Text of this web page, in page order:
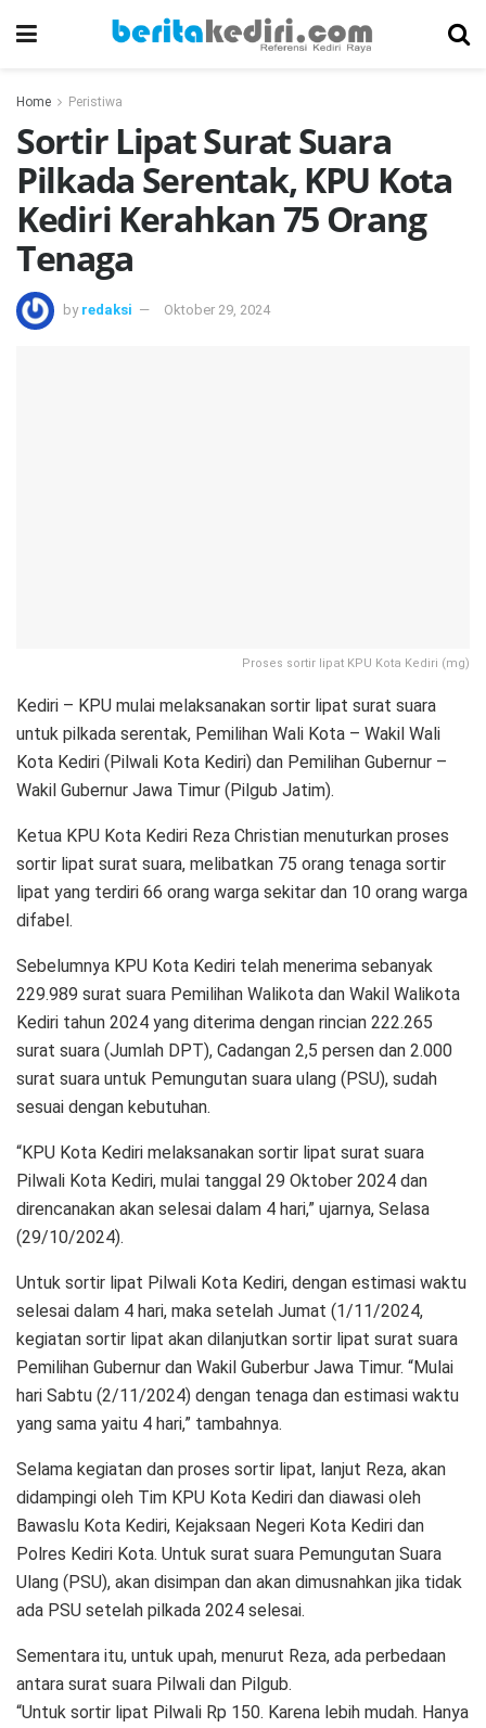
Home Peristiwa
Sortir Lipat Surat Suara
Pilkada Serentak, KPU Kota
Kediri Kerahkan 75 Orang
Tenaga
by redaksi Oktober 29, 2024
Proses sortir lipat KPU Kota Kediri (mg)
Kediri – KPU mulai melaksanakan sortir lipat surat suara
untuk pilkada serentak, Pemilihan Wali Kota – Wakil Wali
Kota Kediri (Pilwali Kota Kediri) dan Pemilihan Gubernur –
Wakil Gubernur Jawa Timur (Pilgub Jatim).
Ketua KPU Kota Kediri Reza Christian menuturkan proses
sortir lipat surat suara, melibatkan 75 orang tenaga sortir
lipat yang terdiri 66 orang warga sekitar dan 10 orang warga
difabel.
Sebelumnya KPU Kota Kediri telah menerima sebanyak
229.989 surat suara Pemilihan Walikota dan Wakil Walikota
Kediri tahun 2024 yang diterima dengan rincian 222.265
surat suara (Jumlah DPT), Cadangan 2,5 persen dan 2.000
surat suara untuk Pemungutan suara ulang (PSU), sudah
sesuai dengan kebutuhan.
“KPU Kota Kediri melaksanakan sortir lipat surat suara
Pilwali Kota Kediri, mulai tanggal 29 Oktober 2024 dan
direncanakan akan selesai dalam 4 hari,” ujarnya, Selasa
(29/10/2024).
Untuk sortir lipat Pilwali Kota Kediri, dengan estimasi waktu
selesai dalam 4 hari, maka setelah Jumat (1/11/2024,
kegiatan sortir lipat akan dilanjutkan sortir lipat surat suara
Pemilihan Gubernur dan Wakil Guberbur Jawa Timur. “Mulai
hari Sabtu (2/11/2024) dengan tenaga dan estimasi waktu
yang sama yaitu 4 hari,” tambahnya.
Selama kegiatan dan proses sortir lipat, lanjut Reza, akan
didampingi oleh Tim KPU Kota Kediri dan diawasi oleh
Bawaslu Kota Kediri, Kejaksaan Negeri Kota Kediri dan
Polres Kediri Kota. Untuk surat suara Pemungutan Suara
Ulang (PSU), akan disimpan dan akan dimusnahkan jika tidak
ada PSU setelah pilkada 2024 selesai.
Sementara itu, untuk upah, menurut Reza, ada perbedaan
antara surat suara Pilwali dan Pilgub.
“Untuk sortir lipat Pilwali Rp 150. Karena lebih mudah. Hanya